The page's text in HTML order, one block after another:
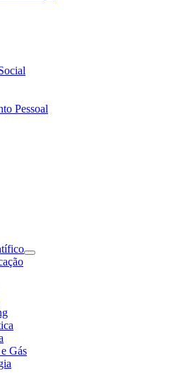
Pessoal
Gás